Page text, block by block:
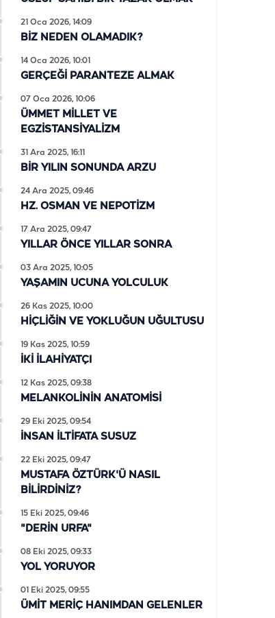
BİZ NEDEN OLAMADIK?
21 Oca 2026, 14:09
GERÇEĞİ PARANTEZE ALMAK
14 Oca 2026, 10:01
ÜMMET MİLLET VE
EGZİSTANSİYALİZM
07 Oca 2026, 10:06
BİR YILIN SONUNDA ARZU
31 Ara 2025, 16:11
HZ. OSMAN VE NEPOTİZM
24 Ara 2025, 09:46
YILLAR ÖNCE YILLAR SONRA
17 Ara 2025, 09:47
YAŞAMIN UCUNA YOLCULUK
03 Ara 2025, 10:05
HİÇLİĞİN VE YOKLUĞUN UĞULTUSU
26 Kas 2025, 10:00
İKİ İLAHİYATÇI
19 Kas 2025, 10:59
MELANKOLİNİN ANATOMİSİ
12 Kas 2025, 09:38
İNSAN İLTİFATA SUSUZ
29 Eki 2025, 09:54
MUSTAFA ÖZTÜRK'Ü NASIL
BİLİRDİNİZ?
22 Eki 2025, 09:47
"DERİN URFA"
15 Eki 2025, 09:46
YOL YORUYOR
08 Eki 2025, 09:33
ÜMİT MERİÇ HANIMDAN GELENLER
01 Eki 2025, 09:55